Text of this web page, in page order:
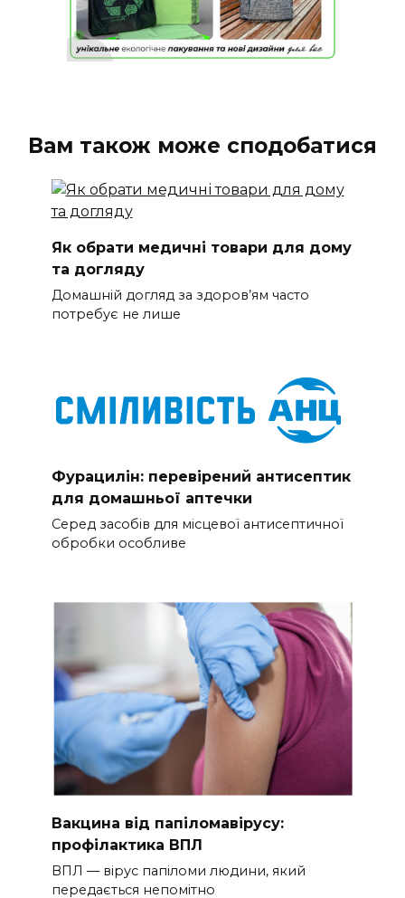
Вам також може сподобатися
Як обрати медичні товари для дому
та догляду
Домашній догляд за здоров’ям часто
потребує не лише
Фурацилін: перевірений антисептик
для домашньої аптечки
Серед засобів для місцевої антисептичної
обробки особливе
Вакцина від папіломавірусу:
профілактика ВПЛ
ВПЛ — вірус папіломи людини, який
передається непомітно